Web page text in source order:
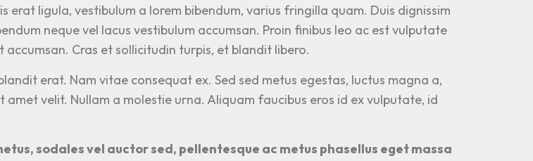
erat ligula, vestibulum a lorem bibendum, varius fringilla quam. Duis dignissim
neque vel lacus vestibulum accumsan. Proin finibus leo ac est vulputate
Cras et sollicitudin turpis, et blandit libero.
erat. Nam vitae consequat ex. Sed sed metus egestas, luctus magna a,
velit. Nullam a molestie urna. Aliquam faucibus eros id ex vulputate, id
sodales vel auctor sed, pellentesque ac metus phasellus eget massa